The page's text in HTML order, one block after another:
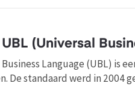
(Universal
Language (UBL) is
De standaard werd in 2004